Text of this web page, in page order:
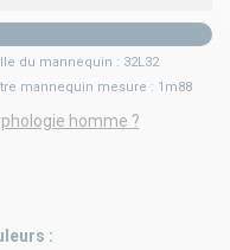
du mannequin : 32L32
mannequin mesure : 1m88
homme ?
: